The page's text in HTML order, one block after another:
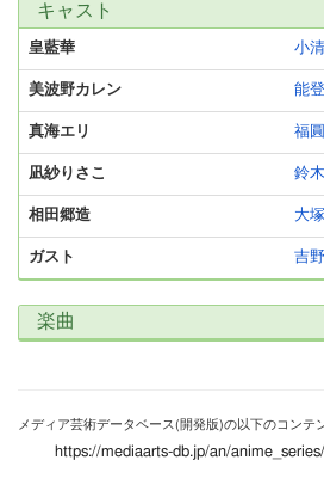
キャスト
皇藍華 小
美波野カレン 能
真海エリ 福
凪紗りさこ 鈴
相田郷造 大
ガスト 吉
楽曲
メディア芸術データベース(開発版)の以下のコンテ
https://mediaarts-db.jp/an/